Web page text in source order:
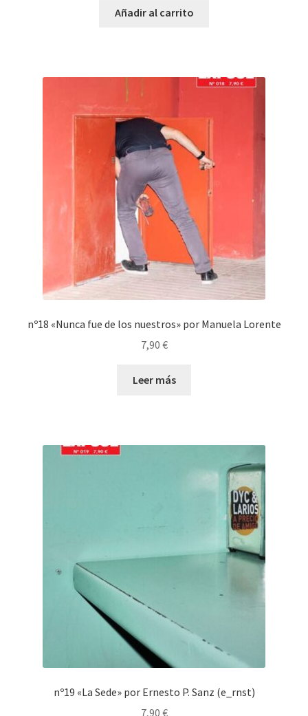
Añadir al carrito
nº18 «Nunca fue de los nuestros» por Manuela Lorente
7,90 €
Leer más
nº19 «La Sede» por Ernesto P. Sanz (e_rnst)
7,90 €